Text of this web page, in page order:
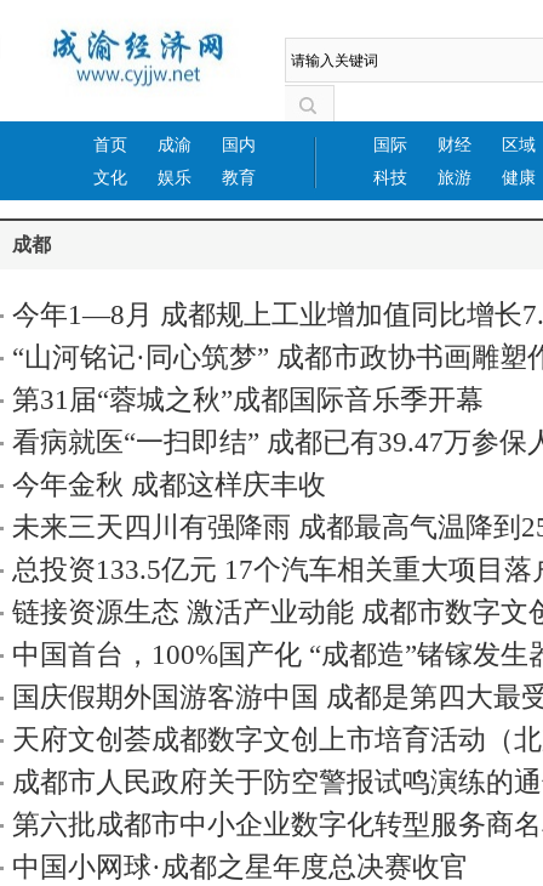
首页 成渝
国内
文化
娱乐 教育
国际 财经
区域
科技
旅游 健康
成都
今年1—8月 成都规上工业增加值同比增长
“山河铭记·同心筑梦” 成都市政协书画雕塑
第31届“蓉城之秋”成都国际音乐季开幕
看病就医“一扫即结” 成都已有39.47万参保
付”功能
今年金秋 成都这样庆丰收
未来三天四川有强降雨 成都最高气温降到
总投资133.5亿元 17个汽车相关重大项目落
链接资源生态 激活产业动能 成都市数字文
京）合作对接会举行
中国首台，100%国产化 “成都造”锗镓发生
国庆假期外国游客游中国 成都是第四大最
天府文创荟成都数字文创上市培育活动（
成都市人民政府关于防空警报试鸣演练的
第六批成都市中小企业数字化转型服务商
专业服务商入选
中国小网球·成都之星年度总决赛收官